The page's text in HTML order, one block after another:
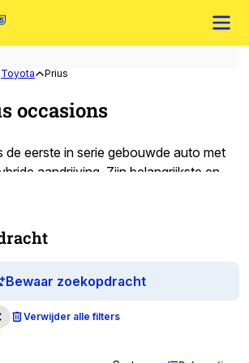
Toyota Prius
occasions
de eerste in serie gebouwde auto met
aandrijving. Zijn belangrijkste en
auto die bij gemiddeld gebruik
Houd je ervan om snel op te trekken?
andereToyotate kijken, want de Prius
aansprekende prestaties. Het
moet je aanspreken. Sommige
Bewaar zoekopdracht
Verwijder alle filters